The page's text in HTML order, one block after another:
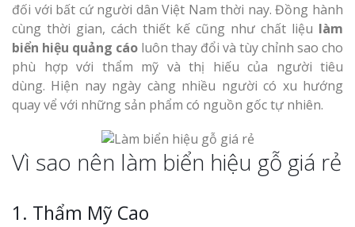
đối với bất cứ người dân Việt Nam thời nay. Đồng hành
cùng thời gian, cách thiết kế cũng như chất liệu làm
biển hiệu quảng cáo luôn thay đổi và tùy chỉnh sao cho
phù hợp với thẩm mỹ và thị hiếu của người tiêu
dùng. Hiện nay ngày càng nhiều người có xu hướng
quay vể với những sản phẩm có nguồn gốc tự nhiên.
Vì sao nên làm biển hiệu gỗ giá rẻ
1. Thẩm Mỹ Cao